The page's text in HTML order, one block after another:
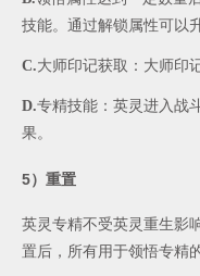
技能。通过解锁属性可以
C.大师印记获取：大师印
D.专精技能：英灵进入战
果。
5）重置
英灵专精不受英灵重生影
置后，所有用于领悟专精